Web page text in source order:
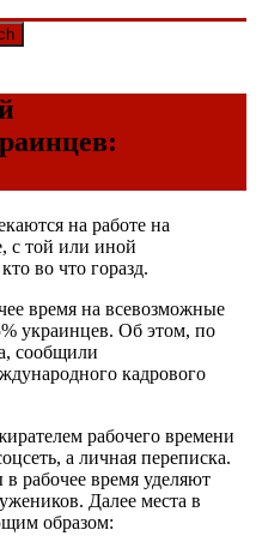
на работе на
с той или иной
во что горазд.
время на всевозможные
украинцев. Об этом, по
сообщили
кадрового
рабочего времени
а личная переписка.
рабочее время уделяют
Далее места в
образом: